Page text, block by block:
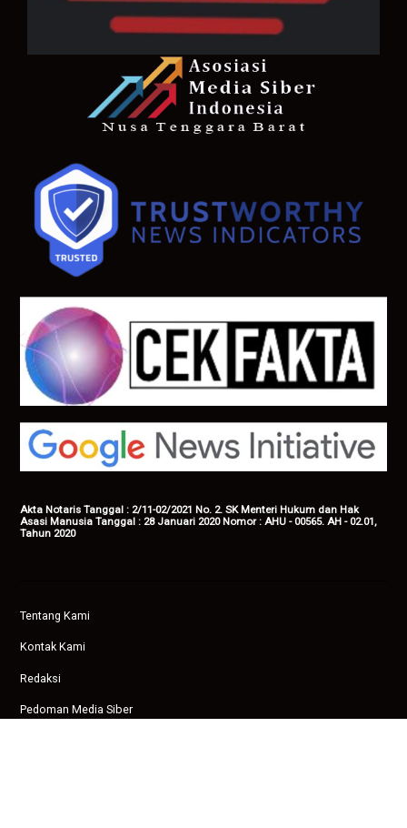
Akta Notaris Tanggal : 2/11-02/2021 No. 2. SK Menteri Hukum dan Hak
Asasi Manusia Tanggal : 28 Januari 2020 Nomor : AHU - 00565. AH - 02.01,
Tahun 2020
Tentang Kami
Kontak Kami
Redaksi
Pedoman Media Siber